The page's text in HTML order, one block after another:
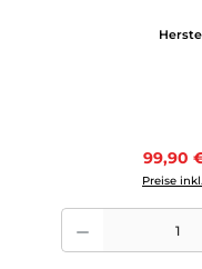
99,90
Preise
Produkt Anzahl: Gib